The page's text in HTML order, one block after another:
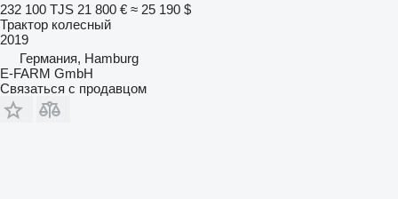
232 100 TJS 21 800 € ≈ 25 190 $
Трактор колесный
2019
Германия, Hamburg
E-FARM GmbH
Связаться с продавцом